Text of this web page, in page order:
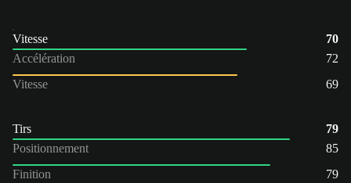
Vitesse
70
Accélération
72
Vitesse
69
Tirs
79
Positionnement
85
Finition
79